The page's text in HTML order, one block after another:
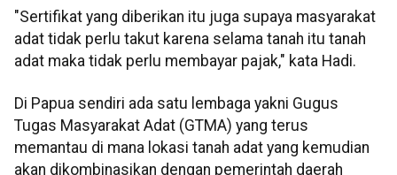
"Sertifikat yang diberikan itu juga supaya masyarakat
adat tidak perlu takut karena selama tanah itu tanah
adat maka tidak perlu membayar pajak," kata Hadi.
Di Papua sendiri ada satu lembaga yakni Gugus
Tugas Masyarakat Adat (GTMA) yang terus
memantau di mana lokasi tanah adat yang kemudian
akan dikombinasikan dengan pemerintah daerah